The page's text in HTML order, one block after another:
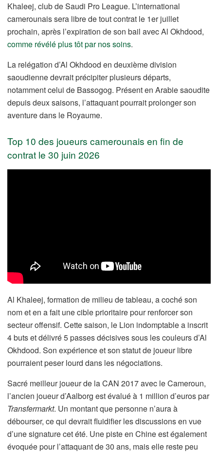
Khaleej, club de Saudi Pro League. L’international
camerounais sera libre de tout contrat le 1er juillet
prochain, après l’expiration de son bail avec Al Okhdood,
comme révélé plus tôt par nos soins.
La relégation d’Al Okhdood en deuxième division
saoudienne devrait précipiter plusieurs départs,
notamment celui de Bassogog. Présent en Arabie saoudite
depuis deux saisons, l’attaquant pourrait prolonger son
aventure dans le Royaume.
Top 10 des joueurs camerounais en fin de
contrat le 30 juin 2026
Al Khaleej, formation de milieu de tableau, a coché son
nom et en a fait une cible prioritaire pour renforcer son
secteur offensif. Cette saison, le Lion indomptable a inscrit
4 buts et délivré 5 passes décisives sous les couleurs d’Al
Okhdood. Son expérience et son statut de joueur libre
pourraient peser lourd dans les négociations.
Sacré meilleur joueur de la CAN 2017 avec le Cameroun,
l’ancien joueur d’Aalborg est évalué à 1 million d’euros par
Transfermarkt. Un montant que personne n’aura à
débourser, ce qui devrait fluidifier les discussions en vue
d’une signature cet été. Une piste en Chine est également
évoquée pour l’attaquant de 30 ans, mais elle reste peu